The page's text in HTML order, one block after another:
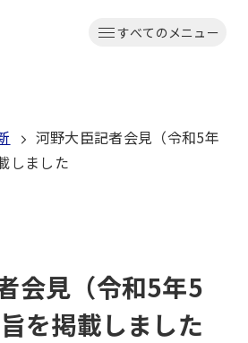
すべてのメニュー
河野大臣記者会見（令和5年
しました
会見（令和5年5
を掲載しました